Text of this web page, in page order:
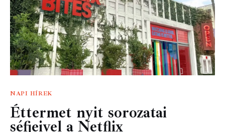
Napi hírek
Energetika
NAPI HÍREK
Éttermet nyit sorozatai
séfjeivel a Netflix